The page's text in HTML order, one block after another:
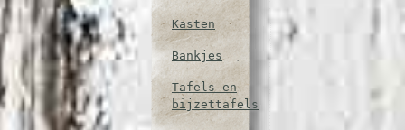
Kasten
Bankjes
Tafels en
bijzettafels